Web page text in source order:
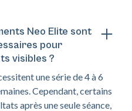
Neo Elite sont
pour
visibles ?
une série de 4 à 6
Cependant, certains
après une seule séance,